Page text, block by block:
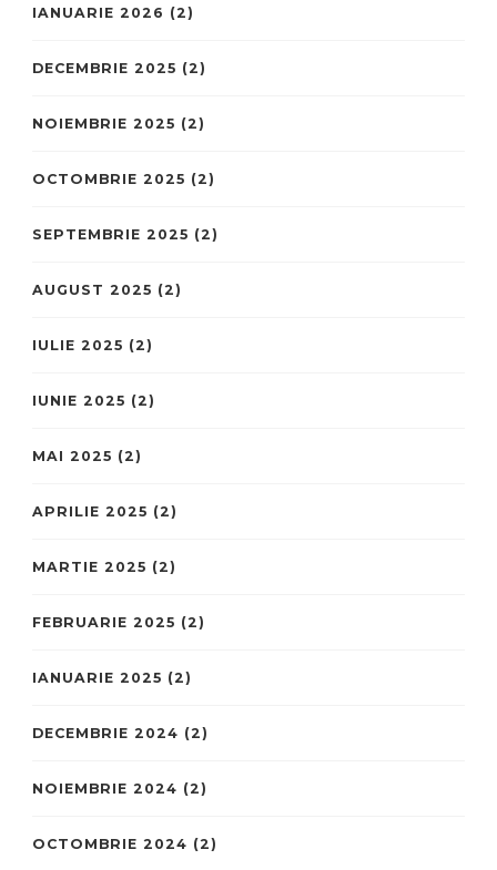
IANUARIE 2026 (2)
DECEMBRIE 2025 (2)
NOIEMBRIE 2025 (2)
OCTOMBRIE 2025 (2)
SEPTEMBRIE 2025 (2)
AUGUST 2025 (2)
IULIE 2025 (2)
IUNIE 2025 (2)
MAI 2025 (2)
APRILIE 2025 (2)
MARTIE 2025 (2)
FEBRUARIE 2025 (2)
IANUARIE 2025 (2)
DECEMBRIE 2024 (2)
NOIEMBRIE 2024 (2)
OCTOMBRIE 2024 (2)